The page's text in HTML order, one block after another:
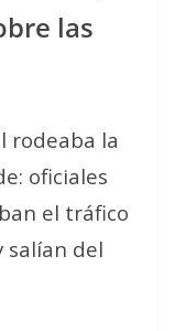
las
rodeaba la
oficiales
el tráfico
salían del